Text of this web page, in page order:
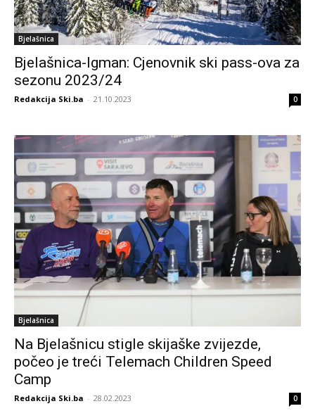
Bjelašnica
Bjelašnica-Igman: Cjenovnik ski pass-ova za
sezonu 2023/24
Redakcija Ski.ba - 21.10.2023 0
Bjelašnica
Na Bjelašnicu stigle skijaške zvijezde,
počeo je treći Telemach Children Speed
Camp
Redakcija Ski.ba - 28.02.2023 0